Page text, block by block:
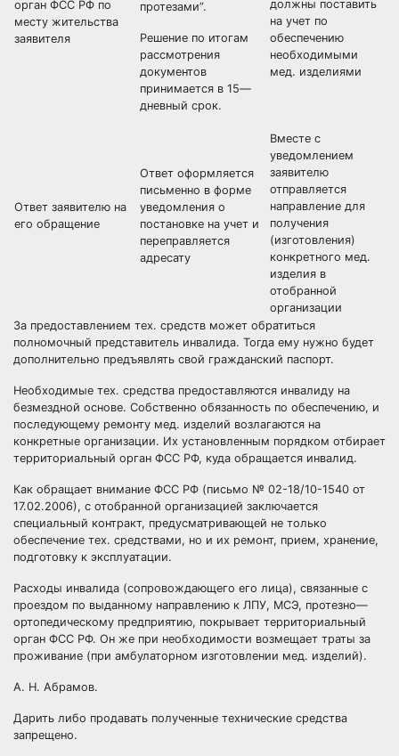
орган ФСС РФ по
месту жительства
заявителя
протезами”.
Решение по итогам
рассмотрения
документов
принимается в 15—
дневный срок.
должны поставить
на учет по
обеспечению
необходимыми
мед. изделиями
Ответ заявителю на
его обращение
Ответ оформляется
письменно в форме
уведомления о
постановке на учет и
переправляется
адресату
Вместе с
уведомлением
заявителю
отправляется
направление для
получения
(изготовления)
конкретного мед.
изделия в
отобранной
организации
За предоставлением тех. средств может обратиться
полномочный представитель инвалида. Тогда ему нужно будет
дополнительно предъявлять свой гражданский паспорт.
Необходимые тех. средства предоставляются инвалиду на
безмездной основе. Собственно обязанность по обеспечению, и
последующему ремонту мед. изделий возлагаются на
конкретные организации. Их установленным порядком отбирает
территориальный орган ФСС РФ, куда обращается инвалид.
Как обращает внимание ФСС РФ (письмо № 02-18/10-1540 от
17.02.2006), с отобранной организацией заключается
специальный контракт, предусматривающей не только
обеспечение тех. средствами, но и их ремонт, прием, хранение,
подготовку к эксплуатации.
Расходы инвалида (сопровождающего его лица), связанные с
проездом по выданному направлению к ЛПУ, МСЭ, протезно—
ортопедическому предприятию, покрывает территориальный
орган ФСС РФ. Он же при необходимости возмещает траты за
проживание (при амбулаторном изготовлении мед. изделий).
А. Н. Абрамов.
Дарить либо продавать полученные технические средства
запрещено.